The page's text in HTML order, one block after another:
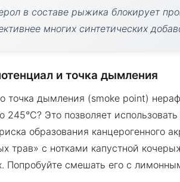
в составе рыжика блокирует
многих синтетических
и точка дымления
точка дымления (smoke point)
245°C? Это позволяет
образования канцерогенного
трав» с нотками капустной
Попробуйте смешать его с